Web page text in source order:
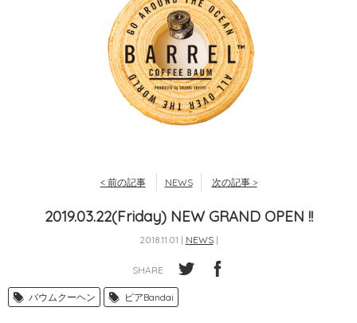
< 前の記事 NEWS 次の記事 >
2019.03.22(Friday) NEW GRAND OPEN !!
2018.11.01 | NEWS|
SHARE
バウムクーヘン ピアBandai